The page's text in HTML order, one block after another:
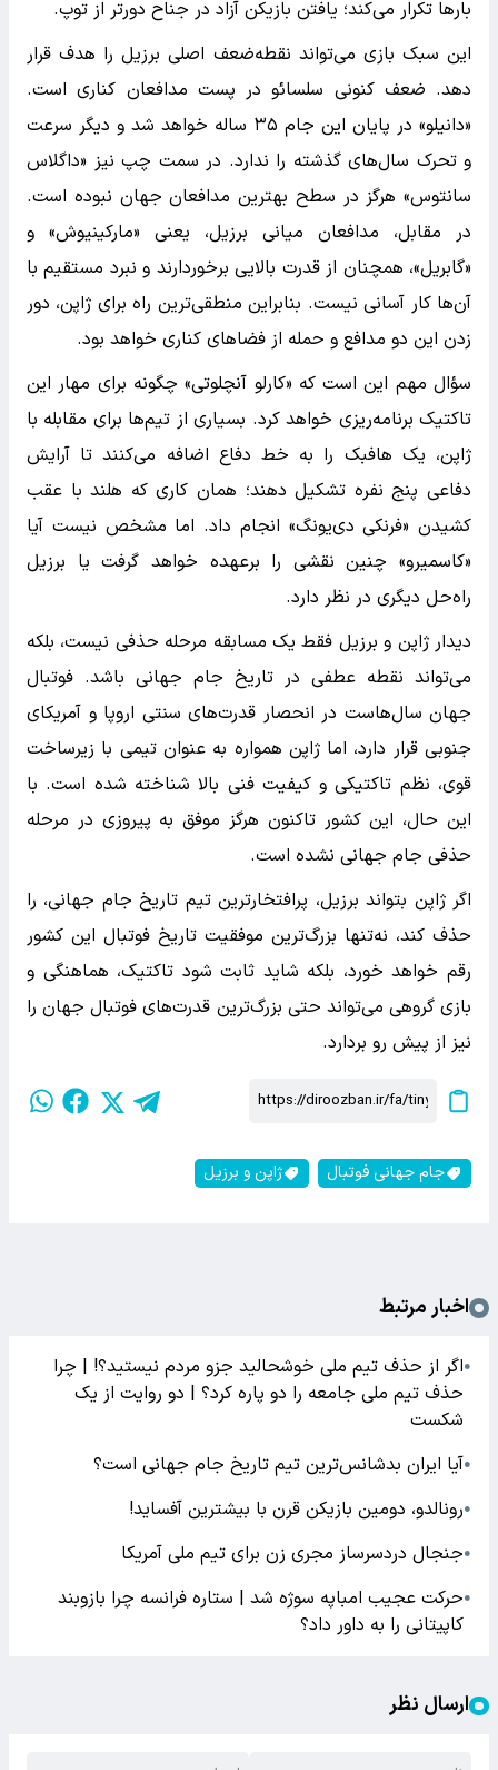
بارها تکرار می‌کند؛ یافتن بازیکن آزاد در جناح دورتر از توپ.
این سبک بازی می‌تواند نقطه‌ضعف اصلی برزیل را هدف قرار
دهد. ضعف کنونی سلسائو در پست مدافعان کناری است.
«دانیلو» در پایان این جام ۳۵ ساله خواهد شد و دیگر سرعت
و تحرک سال‌های گذشته را ندارد. در سمت چپ نیز «داگلاس
سانتوس» هرگز در سطح بهترین مدافعان جهان نبوده است.
در مقابل، مدافعان میانی برزیل، یعنی «مارکینیوش» و
«گابریل»، همچنان از قدرت بالایی برخوردارند و نبرد مستقیم با
آن‌ها کار آسانی نیست. بنابراین منطقی‌ترین راه برای ژاپن، دور
زدن این دو مدافع و حمله از فضاهای کناری خواهد بود.
سؤال مهم این است که «کارلو آنچلوتی» چگونه برای مهار این
تاکتیک برنامه‌ریزی خواهد کرد. بسیاری از تیم‌ها برای مقابله با
ژاپن، یک هافبک را به خط دفاع اضافه می‌کنند تا آرایش
دفاعی پنج نفره تشکیل دهند؛ همان کاری که هلند با عقب
کشیدن «فرنکی دی‌یونگ» انجام داد. اما مشخص نیست آیا
«کاسمیرو» چنین نقشی را برعهده خواهد گرفت یا برزیل
راه‌حل دیگری در نظر دارد.
دیدار ژاپن و برزیل فقط یک مسابقه مرحله حذفی نیست، بلکه
می‌تواند نقطه عطفی در تاریخ جام جهانی باشد. فوتبال
جهان سال‌هاست در انحصار قدرت‌های سنتی اروپا و آمریکای
جنوبی قرار دارد، اما ژاپن همواره به عنوان تیمی با زیرساخت
قوی، نظم تاکتیکی و کیفیت فنی بالا شناخته شده است. با
این حال، این کشور تاکنون هرگز موفق به پیروزی در مرحله
حذفی جام جهانی نشده است.
اگر ژاپن بتواند برزیل، پرافتخارترین تیم تاریخ جام جهانی، را
حذف کند، نه‌تنها بزرگ‌ترین موفقیت تاریخ فوتبال این کشور
رقم خواهد خورد، بلکه شاید ثابت شود تاکتیک، هماهنگی و
بازی گروهی می‌تواند حتی بزرگ‌ترین قدرت‌های فوتبال جهان را
نیز از پیش رو بردارد.
جام جهانی فوتبال ژاپن و برزیل
اخبار مرتبط
●اگر از حذف تیم ملی خوشحالید جزو مردم نیستید؟!‌ | چرا
حذف تیم ملی جامعه را دو پاره کرد؟ | دو روایت از یک
شکست
●آیا ایران بدشانس‌ترین تیم تاریخ جام جهانی است؟
●رونالدو، دومین بازیکن قرن با بیشترین آفساید!
●جنجال دردسرساز مجری زن برای تیم ملی آمریکا
●حرکت عجیب امباپه سوژه شد | ستاره فرانسه چرا بازوبند
کاپیتانی را به داور داد؟
ارسال نظر